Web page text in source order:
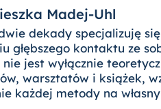
Madej-Uhl
dekady specjalizuję
głębszego kontaktu ze
jest wyłącznie
warsztatów i książek,
każdej metody na